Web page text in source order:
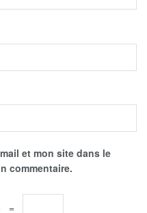
et mon site dans le
commentaire.
=